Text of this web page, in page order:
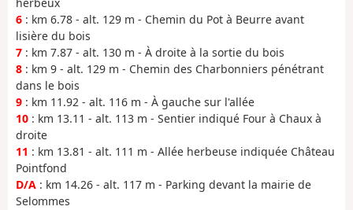
herbeux
6 : km 6.78 - alt. 129 m - Chemin du Pot à Beurre avant
lisière du bois
7 : km 7.87 - alt. 130 m - À droite à la sortie du bois
8 : km 9 - alt. 129 m - Chemin des Charbonniers pénétrant
dans le bois
9 : km 11.92 - alt. 116 m - À gauche sur l'allée
10 : km 13.11 - alt. 113 m - Sentier indiqué Four à Chaux à
droite
11 : km 13.81 - alt. 111 m - Allée herbeuse indiquée Château
Pointfond
D/A : km 14.26 - alt. 117 m - Parking devant la mairie de
Selommes